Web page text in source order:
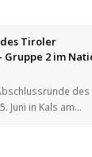
Tiroler
2 im
Juni in Kals am…